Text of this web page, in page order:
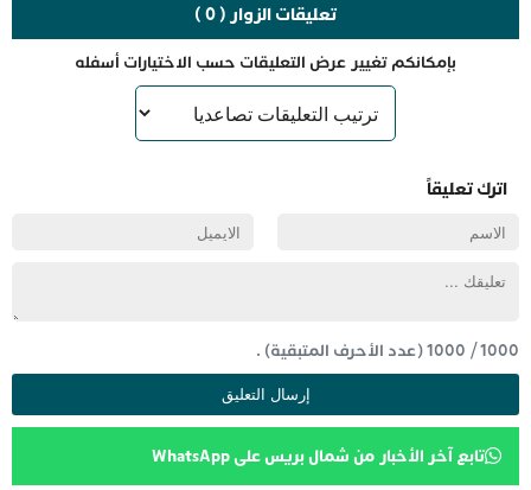
تعليقات الزوار ( 0 )
بإمكانكم تغيير عرض التعليقات حسب الاختيارات أسفله
اترك تعليقاً
1000
/
1000(عدد الأحرف المتبقية) .
تابع آخر الأخبار من شمال بريس على WhatsApp